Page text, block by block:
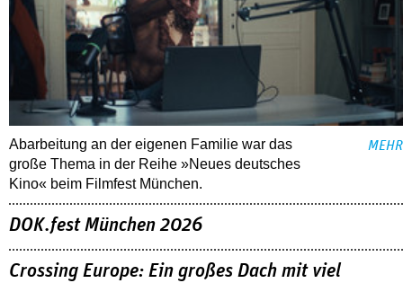
Abarbeitung an der eigenen Familie war das
große Thema in der Reihe »Neues deutsches
Kino« beim Filmfest München.
MEHR
DOK.fest München 2026
Crossing Europe: Ein großes Dach mit viel